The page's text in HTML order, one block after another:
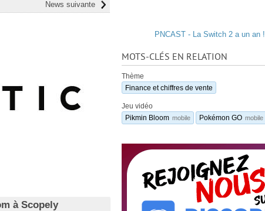
News suivante
à Scopely
PNCAST - La Switch 2 a un an !
MOTS-CLÉS EN RELATION
Thème
Finance et chiffres de vente
Jeu vidéo
Pikmin Bloom mobile Pokémon GO mobile